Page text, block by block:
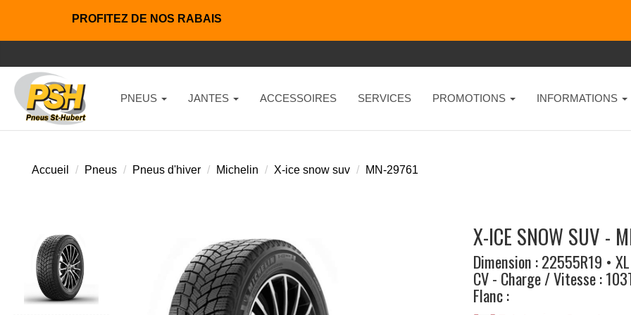
PROFITEZ DE NOS RABAIS
PNEUS JANTES ACCESSOIRES SERVICES PROMOTIONS INFORMATIONS
Accueil Pneus Pneus d'hiver Michelin X-ice snow suv MN-29761
X-ICE SNOW SUV -
Dimension : 22555R19 • XL
CV - Charge / Vitesse :
Flanc :